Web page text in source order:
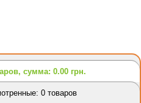
магазинаDesign Orbita
сумма: 0.00 грн.
0 товаров